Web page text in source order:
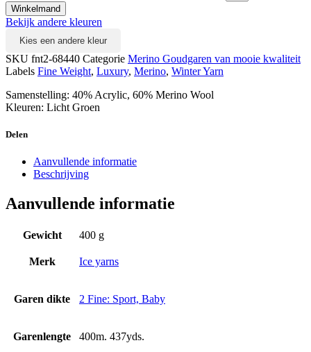
Winkelmand
Bekijk andere kleuren
Kies een andere kleur
SKU fnt2-68440 Categorie Merino Goudgaren van mooie kwaliteit
Labels Fine Weight, Luxury, Merino, Winter Yarn
Samenstelling: 40% Acrylic, 60% Merino Wool
Kleuren: Licht Groen
Delen
Aanvullende informatie
Beschrijving
Aanvullende informatie
Gewicht 400 g
Merk Ice yarns
Garen dikte 2 Fine: Sport, Baby
Garenlengte 400m. 437yds.